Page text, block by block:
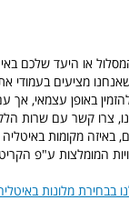
או היעד שלכם
מציעים בעמודי
באופן עצמאי, אך
צרו קשר עם שרות
באיזה מקומות באיטליה
המומלצות ע"פ
בבחירת מלונות